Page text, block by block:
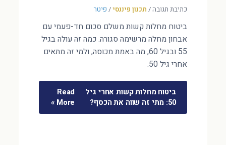
כתיבת תגובה/ תכנון פיננסי/ פיטר
ביטוח מחלות קשות משלם סכום חד-פעמי עם
אבחון מחלה מרשימה סגורה. כמה זה עולה בגיל
55 ובגיל 60, מה באמת מכוסה, ולמי זה מתאים
אחרי גיל 50.
ביטוח מחלות קשות אחרי גיל
50: מתי זה שווה את הכסף?
Read
More »